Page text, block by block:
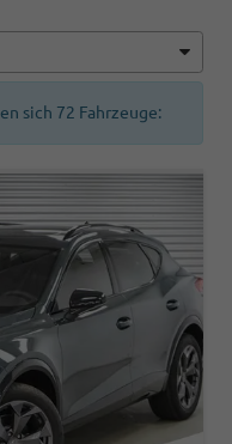
sich 72 Fahrzeuge: